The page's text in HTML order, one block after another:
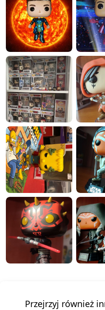
Przejrzyj również